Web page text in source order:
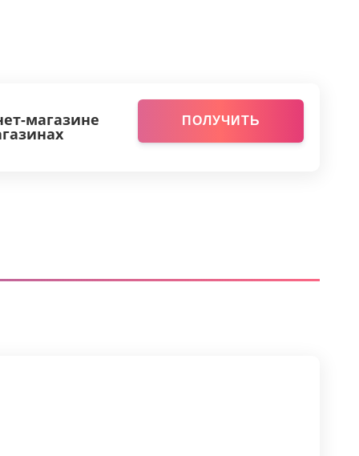
магазине ПОЛУЧИТЬ